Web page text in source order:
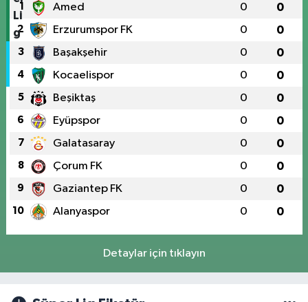
1 Amed 0 0
2 Erzurumspor FK 0 0
3 Başakşehir 0 0
4 Kocaelispor 0 0
5 Beşiktaş 0 0
6 Eyüpspor 0 0
7 Galatasaray 0 0
8 Çorum FK 0 0
9 Gaziantep FK 0 0
10 Alanyaspor 0 0
Detaylar için tıklayın